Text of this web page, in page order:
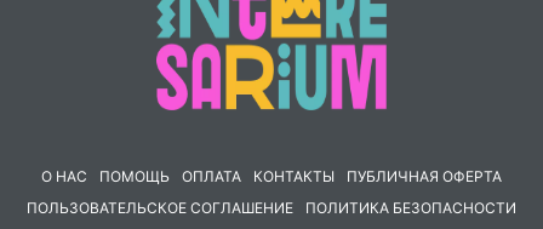
6-й скоморох:
Вспомнив смех, забыв про слезы,
Жаворонки, прилетите
В гости к нам, давно пора.
О НАС ПОМОЩЬ ОПЛАТА КОНТАКТЫ
ПУБЛИЧНАЯ ОФЕРТА
ПОЛЬЗОВАТЕЛЬСКОЕ СОГЛАШЕНИЕ
ПОЛИТИКА БЕЗОПАСНОСТИ